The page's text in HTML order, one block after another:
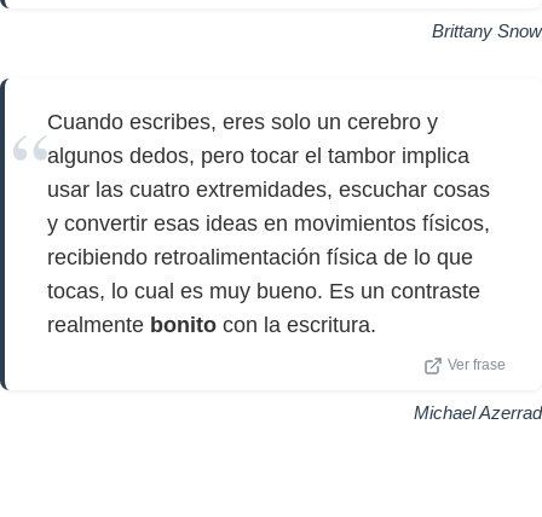
Brittany Snow
Cuando escribes, eres solo un cerebro y
algunos dedos, pero tocar el tambor implica
usar las cuatro extremidades, escuchar cosas
y convertir esas ideas en movimientos físicos,
recibiendo retroalimentación física de lo que
tocas, lo cual es muy bueno. Es un contraste
realmente bonito con la escritura.
Ver frase
Michael Azerrad